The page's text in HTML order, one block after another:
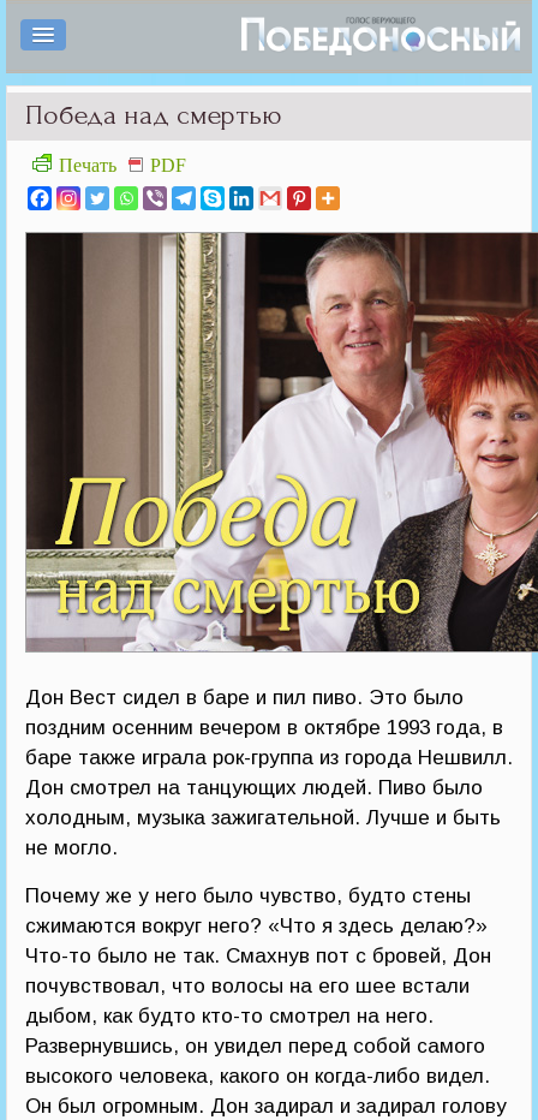
Победа над смертью
Печать PDF
Дон Вест сидел в баре и пил пиво. Это было
поздним осенним вечером в октябре 1993 года, в
баре также играла рок-группа из города Нешвилл.
Дон смотрел на танцующих людей. Пиво было
холодным, музыка зажигательной. Лучше и быть
не могло.
Почему же у него было чувство, будто стены
сжимаются вокруг него? «Что я здесь делаю?»
Что-то было не так. Смахнув пот с бровей, Дон
почувствовал, что волосы на его шее встали
дыбом, как будто кто-то смотрел на него.
Развернувшись, он увидел перед собой самого
высокого человека, какого он когда-либо видел.
Он был огромным. Дон задирал и задирал голову